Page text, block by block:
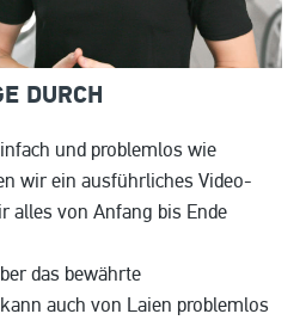
DURCH
und problemlos wie
wir ein ausführliches Video-
alles von Anfang bis Ende
das bewährte
auch von Laien problemlos